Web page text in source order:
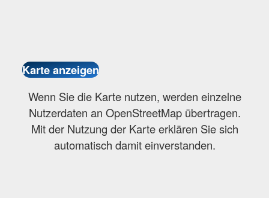
Wenn Sie die Karte nutzen, werden einzelne
Nutzerdaten an OpenStreetMap übertragen.
Mit der Nutzung der Karte erklären Sie sich
automatisch damit einverstanden.